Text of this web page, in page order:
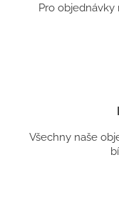
Pro objednávky
Všechny naše